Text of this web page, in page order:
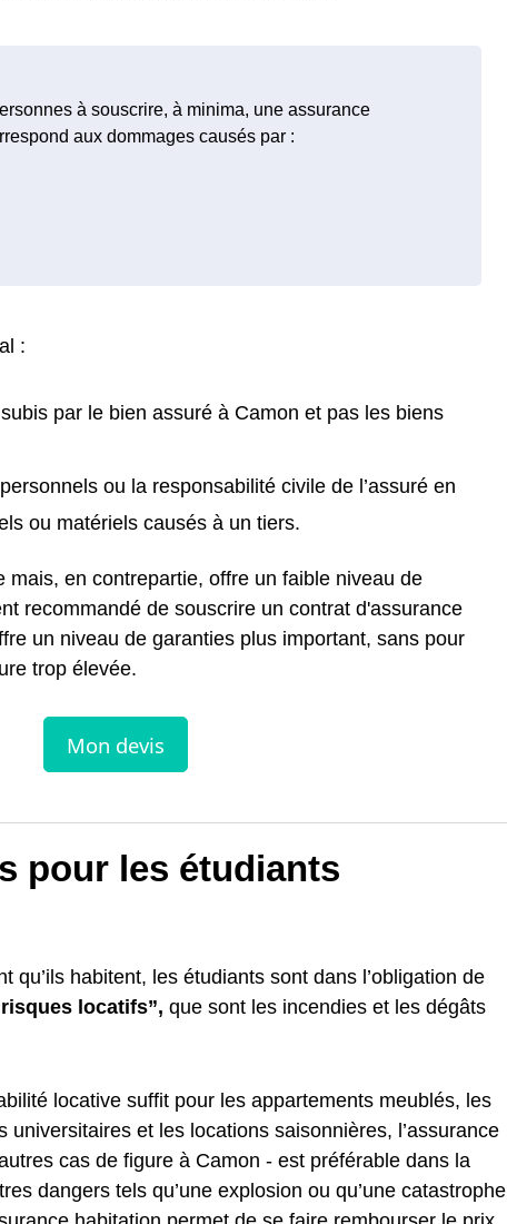
à souscrire, à minima, une assurance
aux dommages causés par :
:
par le bien assuré à Camon et pas les biens
ou la responsabilité civile de l’assuré en
ou matériels causés à un tiers.
mais, en contrepartie, offre un faible niveau de
recommandé de souscrire un contrat d'assurance
un niveau de garanties plus important, sans pour
trop élevée.
pour les étudiants
qu’ils habitent, les étudiants sont dans l’obligation de
locatifs”, que sont les incendies et les dégâts
locative suffit pour les appartements meublés, les
et les locations saisonnières, l’assurance
cas de figure à Camon - est préférable dans la
dangers tels qu’une explosion ou qu’une catastrophe